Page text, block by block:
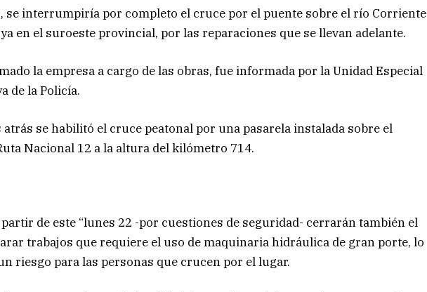
se interrumpiría por completo el cruce por el puente sobre el río Corriente
en el suroeste provincial, por las reparaciones que se llevan adelante.
la empresa a cargo de las obras, fue informada por la Unidad Especial
de la Policía.
se habilitó el cruce peatonal por una pasarela instalada sobre el
Nacional 12 a la altura del kilómetro 714.
de este “lunes 22 -por cuestiones de seguridad- cerrarán también el
trabajos que requiere el uso de maquinaria hidráulica de gran porte, lo
riesgo para las personas que crucen por el lugar.